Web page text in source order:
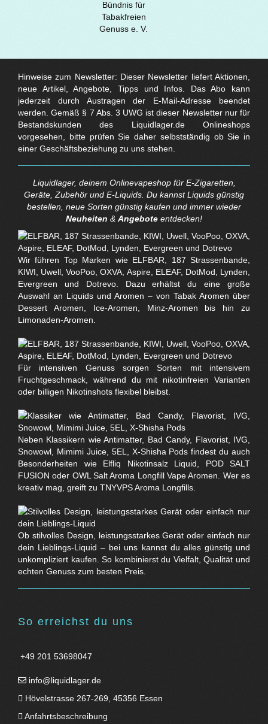
Hinweise zum Newsletter: Dieser Newsletter liefert Aktionen,
neue Artikel, Angebote, Tipps und Infos. Das Abo kann
jederzeit durch Austragen der E-Mail-Adresse beendet
werden. Gemäß § 7 Abs. 3 UWG ist dieser Newsletter nur für
Bestandskunden des Liquidlager.de Onlineshops
vorgesehen, bitte prüfen Sie daher selbstständig ob Sie in
einer Geschäftsbeziehung zu uns stehen.
Liquidlager, deinem Onlinevapeshop für E-Zigaretten,
Geräte, Zubehör und E-Liquids. Du kannst Liquids günstig
bestellen, neue Sorten günstig kaufen und immer wieder
Neuheiten & Angebote entdecken!
Wir führen Top Marken wie ELFBAR, 187 Strassenbande,
KIWI, Uwell, VooPoo, OXVA, Aspire, ELEAF, DotMod, Lynden,
Evergreen und Dotrevo. Dazu erhältst du eine große
Auswahl an Liquids und Aromen – von Tabak Aromen über
Dessert Aromen, Ice-Aromen, Minz-Aromen bis hin zu
Limonaden-Aromen.
Für intensiven Genuss sorgen Sorten mit intensivem
Fruchtgeschmack, während du mit nikotinfreien Varianten
oder billigen Nikotinshots flexibel bleibst.
Neben Klassikern wie Antimatter, Bad Candy, Flavorist, IVG,
Snowowl, Mimimi Juice, 5EL, X-Shisha Pods findest du auch
Besonderheiten wie Elfliq Nikotinsalz Liquid, POD SALT
FUSION oder OWL Salt Aroma Longfill Vape Aromen. Wer es
kreativ mag, greift zu TNYVPS Aroma Longfills.
Ob stilvolles Design, leistungsstarkes Gerät oder einfach nur
dein Lieblings-Liquid – bei uns kannst du alles günstig und
unkompliziert kaufen. So kombinierst du Vielfalt, Qualität und
echten Genuss zum besten Preis.
So erreichst du uns
+49 201 53698047
info@liquidlager.de
Hövelstrasse 267-269, 45356 Essen
Anfahrtsbeschreibung